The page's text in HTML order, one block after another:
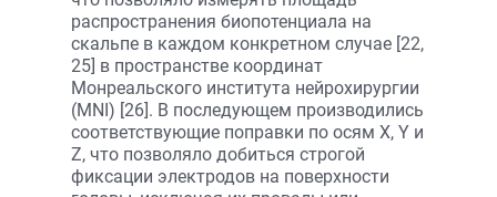
распространения биопотенциала на
скальпе в каждом конкретном случае [22,
25] в пространстве координат
Монреальского института нейрохирургии
(MNI) [26]. В последующем производились
соответствующие поправки по осям X, Y и
Z, что позволяло добиться строгой
фиксации электродов на поверхности